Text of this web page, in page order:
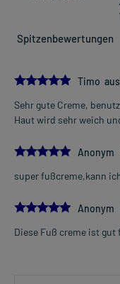
5.0
Timo
Sehr gute Creme,
Haut wird sehr weich
5.0Anonym
super fußcreme,kann
5.0Anonym
Diese Fuß creme ist gut